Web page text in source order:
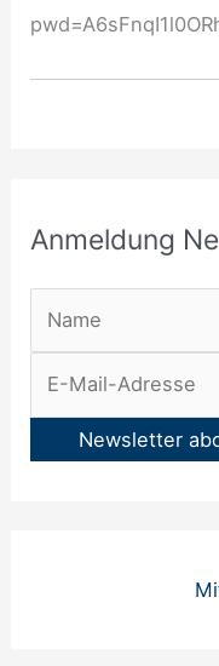
Anmeldung
: